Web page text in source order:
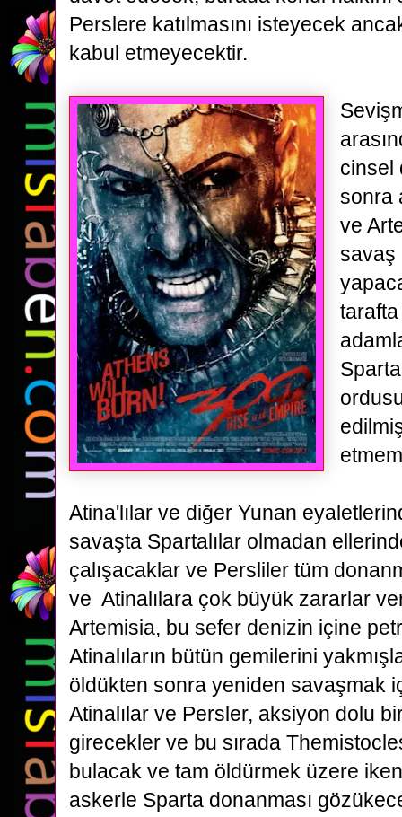
Perslere katılmasını isteyecek
kabul etmeyecektir.
cinsel
sonra
ve
savaş
Atina'lılar ve diğer Yunan
savaşta Spartalılar olmadan
çalışacaklar ve Persliler tüm
ve Atinalılara çok büyük zararlar
Artemisia, bu sefer denizin içine
Atinalıların bütün gemilerini
öldükten sonra yeniden savaşmak
Atinalılar ve Persler, aksiyon dolu
girecekler ve bu sırada
bulacak ve tam öldürmek üzere
askerle Sparta donanması